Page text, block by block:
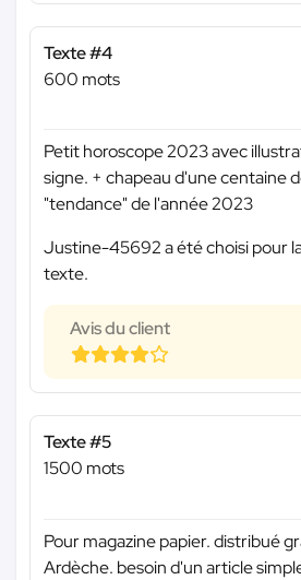
Texte #4
600 mots
Petit horoscope 2023 avec
signe. + chapeau d'une centaine
"tendance" de l'année 2023
Justine-45692 a été choisi pour
texte.
Avis du client
Texte #5
1500 mots
Pour magazine papier. distribué
Ardèche. besoin d'un article